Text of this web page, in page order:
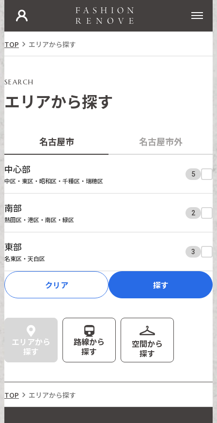
新規入会 仲介業者はこちら
TOP  エリアから探す
SEARCH
エリアから探す
名古屋市 名古屋市外
中心部
中区・東区・昭和区・千種区・瑞穂区
5
南部
熱田区・港区・南区・緑区
2
東部
名東区・天白区
3
クリア 探す
エリアから
探す
路線から
探す
空間から
探す
TOP  エリアから探す